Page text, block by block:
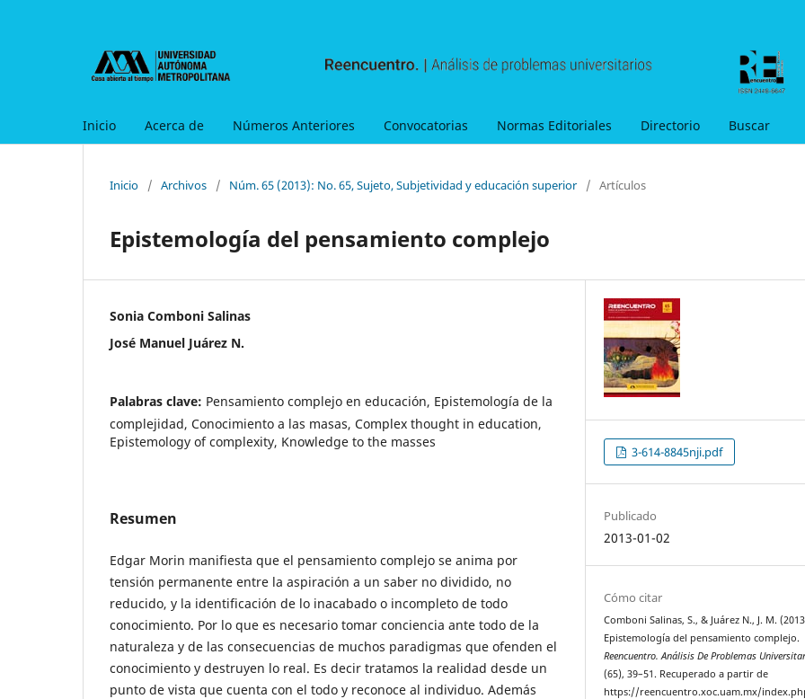
Inicio Acerca de Números Anteriores Convocatorias Normas Editoriales Directorio Buscar
Inicio / Archivos / Núm. 65 (2013): No. 65, Sujeto, Subjetividad y educación superior / Artículos
Epistemología del pensamiento complejo
Sonia Comboni Salinas
José Manuel Juárez N.
Palabras clave: Pensamiento complejo en educación, Epistemología de la
complejidad, Conocimiento a las masas, Complex thought in education,
Epistemology of complexity, Knowledge to the masses
Resumen
Edgar Morin manifiesta que el pensamiento complejo se anima por
tensión permanente entre la aspiración a un saber no dividido, no
reducido, y la identificación de lo inacabado o incompleto de todo
conocimiento. Por lo que es necesario tomar conciencia ante todo de la
naturaleza y de las consecuencias de muchos paradigmas que ofenden el
conocimiento y destruyen lo real. Es decir tratamos la realidad desde un
punto de vista que cuenta con el todo y reconoce al individuo. Además
3-614-8845nji.pdf
Publicado
2013-01-02
Cómo citar
Comboni Salinas, S., & Juárez N., J. M.
Epistemología del pensamiento complejo.
Reencuentro. Análisis De Problemas
(65), 39–51. Recuperado a partir de
https://reencuentro.xoc.uam.mx/